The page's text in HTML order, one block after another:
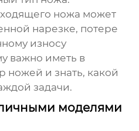
ножа может
нарезке, потере
износу
важно иметь в
ножей и знать, какой
задачи.
моделями